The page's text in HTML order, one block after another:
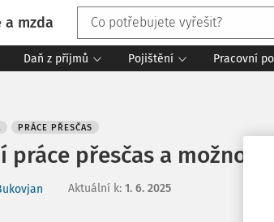
a mzda
Daň z příjmů Pojištění Pracovní
PRÁCE PŘESČAS
práce přesčas a možnost
Aktuální k: 1. 6. 2025